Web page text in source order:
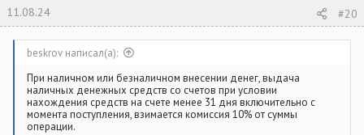
11.08.24 #20
beskrov написал(а):
При наличном или безналичном внесении денег, выдача
наличных денежных средств со счетов при условии
нахождения средств на счете менее 31 дня включительно с
момента поступления, взимается комиссия 10% от суммы
операции.